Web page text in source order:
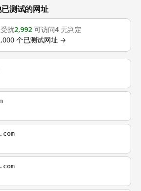
测试的网址
扰2,992 可访问4 无判定
个已测试网址 →